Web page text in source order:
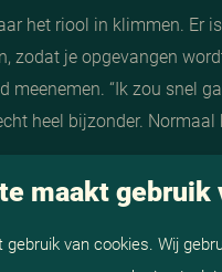
het riool in klimmen. Er
zodat je opgevangen
meenemen. “Ik zou snel
heel bijzonder.
van de
maakt gebruik
gebruik van cookies. Wij